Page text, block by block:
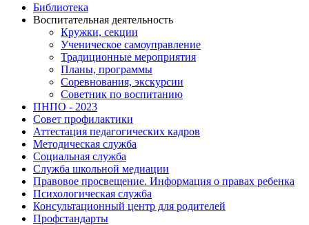
Библиотека
Воспитательная деятельность
Кружки, секции
Ученическое самоуправление
Традиционные мероприятия
Планы, программы
Соревнования, экскурсии
Советник по воспитанию
ПНПО - 2023
Совет профилактики
Аттестация педагогических кадров
Методическая служба
Социальная служба
Служба школьной медиации
Правовое просвещение. Информация о правах ребенка
Психологическая служба
Консультационный центр для родителей
Профстандарты